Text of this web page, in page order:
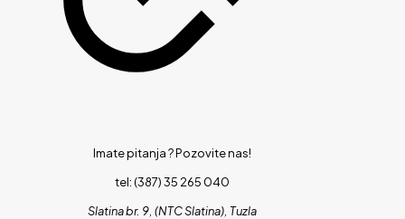
Imate pitanja ?Pozovite nas!
tel: (387) 35 265 040
Slatina br. 9, (NTC Slatina), Tuzla